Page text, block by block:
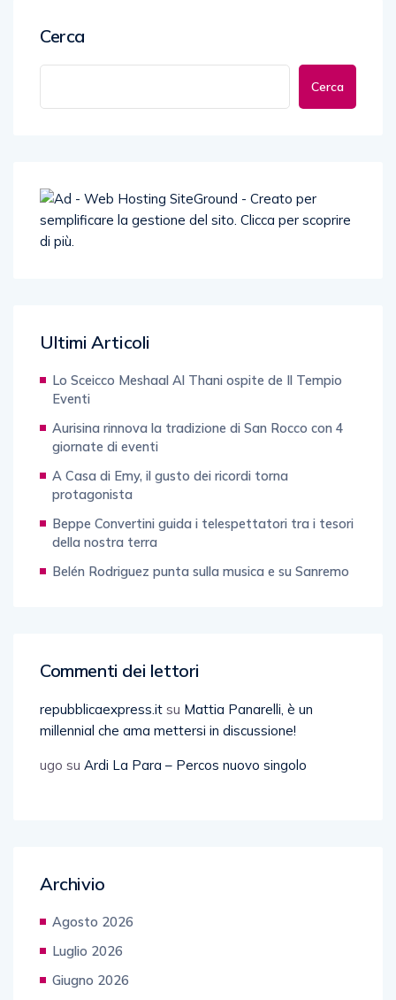
Cerca
Cerca
Ultimi Articoli
Lo Sceicco Meshaal Al Thani ospite de Il Tempio
Eventi
Aurisina rinnova la tradizione di San Rocco con 4
giornate di eventi
A Casa di Emy, il gusto dei ricordi torna
protagonista
Beppe Convertini guida i telespettatori tra i tesori
della nostra terra
Belén Rodriguez punta sulla musica e su Sanremo
Commenti dei lettori
repubblicaexpress.it su Mattia Panarelli, è un
millennial che ama mettersi in discussione!
ugo su Ardi La Para – Percos nuovo singolo
Archivio
Agosto 2026
Luglio 2026
Giugno 2026